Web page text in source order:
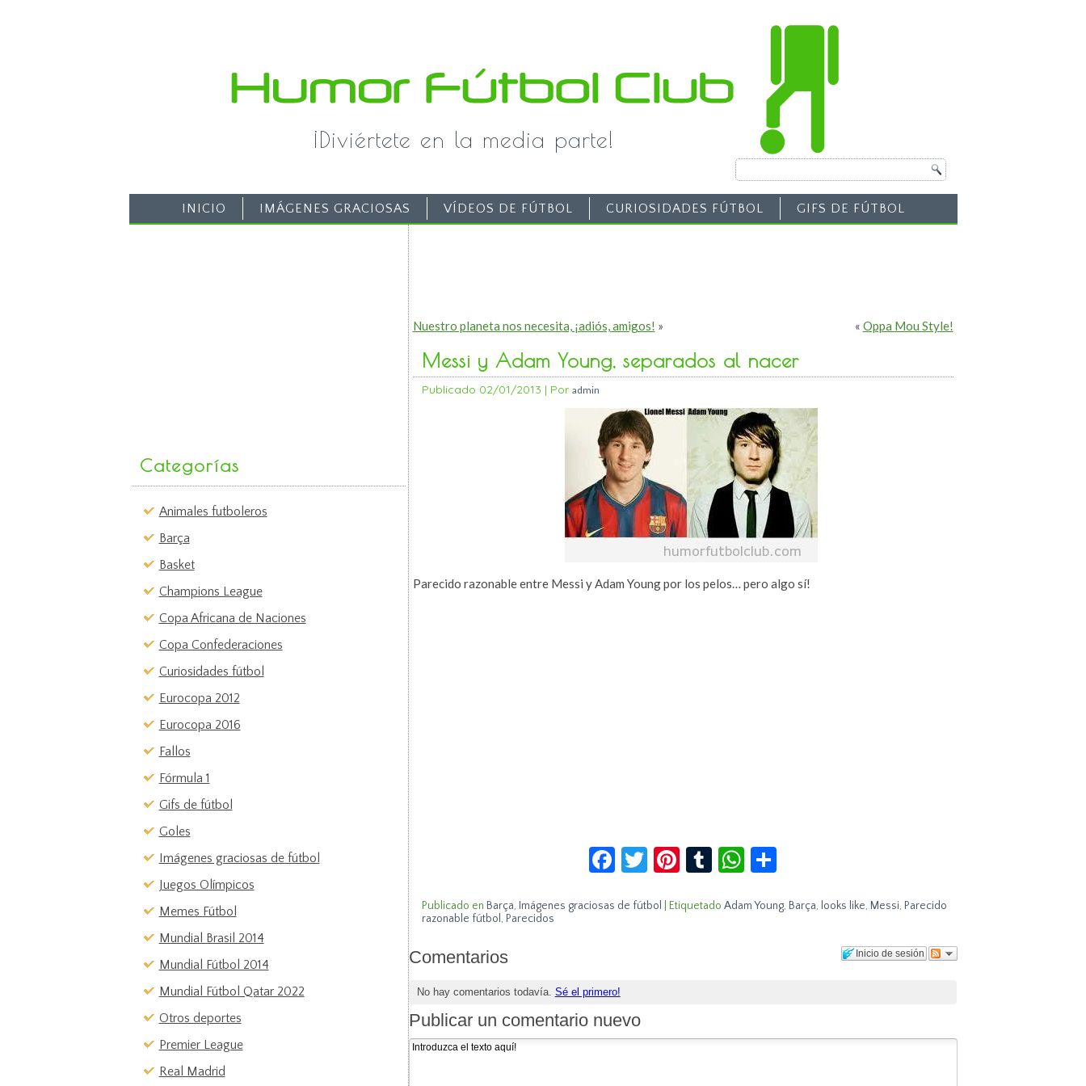
¡Diviértete en la media parte!
INICIO IMÁGENES GRACIOSAS VÍDEOS DE FÚTBOL CURIOSIDADES FÚTBOL GIFS DE FÚTBOL
Categorías
Animales futboleros
Barça
Basket
Champions League
Copa Africana de Naciones
Copa Confederaciones
Curiosidades fútbol
Eurocopa 2012
Eurocopa 2016
Fallos
Fórmula 1
Gifs de fútbol
Goles
Imágenes graciosas de fútbol
Juegos Olímpicos
Memes Fútbol
Mundial Brasil 2014
Mundial Fútbol 2014
Mundial Fútbol Qatar 2022
Otros deportes
Premier League
Real Madrid
Nuestro planeta nos necesita, ¡adiós, amigos! » « Oppa Mou Style!
Messi y Adam Young, separados al nacer
Publicado 02/01/2013 | Por admin
Parecido razonable entre Messi y Adam Young por los pelos… pero algo sí!
Facebook
Twitter
Pinterest
TumblrWhatsApp
Publicado en Barça, Imágenes graciosas de fútbol Etiquetado Adam Young, Barça, looks like, Messi, Parecido
razonable fútbol , Parecidos
Inicio de sesión
Comentarios
No hay comentarios todavía. Sé el primero!
Publicar un comentario nuevo